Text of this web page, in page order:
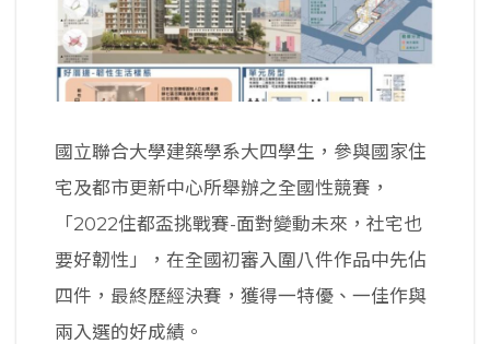
國立聯合大學建築學系大四學生，參與國家住
宅及都市更新中心所舉辦之全國性競賽，
「2022住都盃挑戰賽-面對變動未來，社宅也
要好韌性」，在全國初審入圍八件作品中先佔
四件，最終歷經決賽，獲得一特優、一佳作與
兩入選的好成績。